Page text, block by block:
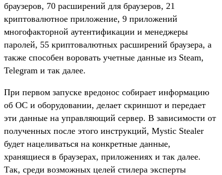
браузеров, 70 расширений для браузеров, 21
криптовалютное приложение, 9 приложений
многофакторной аутентификации и менеджеры
паролей, 55 криптовалютных расширений браузера, а
также способен воровать учетные данные из Steam,
Telegram и так далее.
При первом запуске вредонос собирает информацию
об ОС и оборудовании, делает скриншот и передает
эти данные на управляющий сервер. В зависимости от
полученных после этого инструкций, Mystic Stealer
будет нацеливаться на конкретные данные,
хранящиеся в браузерах, приложениях и так далее.
Так, среди возможных целей стилера эксперты